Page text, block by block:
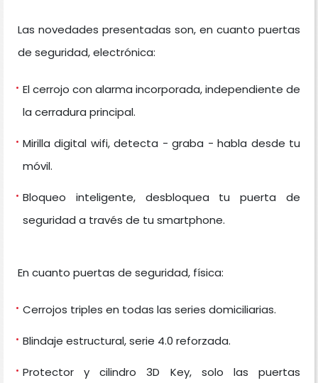
Las novedades presentadas son, en cuanto puertas
de seguridad, electrónica:
El cerrojo con alarma incorporada, independiente de
la cerradura principal.
Mirilla digital wifi, detecta - graba - habla desde tu
móvil.
Bloqueo inteligente, desbloquea tu puerta de
seguridad a través de tu smartphone.
En cuanto puertas de seguridad, física:
Cerrojos triples en todas las series domiciliarias.
Blindaje estructural, serie 4.0 reforzada.
Protector y cilindro 3D Key, solo las puertas